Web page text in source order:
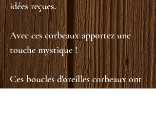
idées reçues.
Avec ces corbeaux apportez une
touche mystique !
Ces boucles d'oreilles corbeaux ont